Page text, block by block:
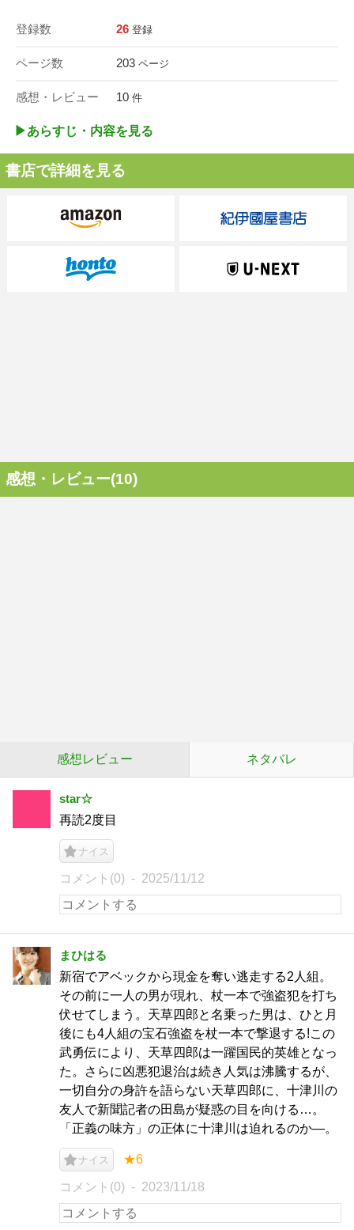
登録数 26 登録
ページ数 203 ページ
感想・レビュー 10 件
▶︎あらすじ・内容を見る
書店で詳細を見る
感想・レビュー(10)
感想レビュー ネタバレ
star☆
再読2度目
ナイス
コメント(0) 2025/11/12
まひはる
新宿でアベックから現金を奪い逃走する2人組。
その前に一人の男が現れ、杖一本で強盗犯を打ち
伏せてしまう。天草四郎と名乗った男は、ひと月
後にも4人組の宝石強盗を杖一本で撃退する!この
武勇伝により、天草四郎は一躍国民的英雄となっ
た。さらに凶悪犯退治は続き人気は沸騰するが、
一切自分の身許を語らない天草四郎に、十津川の
友人で新聞記者の田島が疑惑の目を向ける…。
「正義の味方」の正体に十津川は迫れるのか―。
ナイス ★6
コメント(0) 2023/11/18